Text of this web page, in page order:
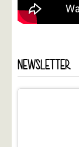
NEWSLETTER